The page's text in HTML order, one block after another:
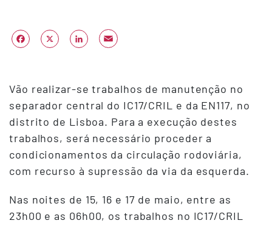
Facebook
X LinkedIn
Vão realizar-se trabalhos de manutenção no
separador central do IC17/CRIL e da EN117, no
distrito de Lisboa. Para a execução destes
trabalhos, será necessário proceder a
condicionamentos da circulação rodoviária,
com recurso à supressão da via da esquerda.
Nas noites de 15, 16 e 17 de maio, entre as
23h00 e as 06h00, os trabalhos no IC17/CRIL